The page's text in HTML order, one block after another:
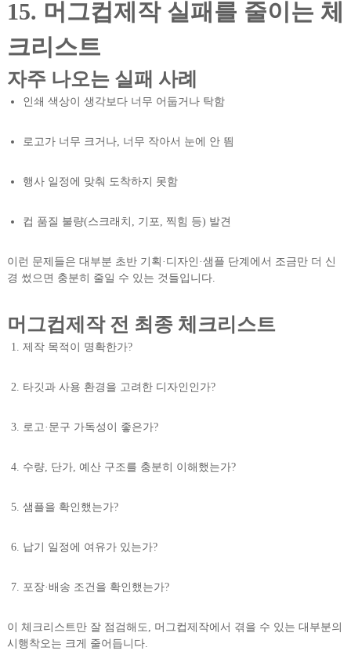
15. 머그컵제작 실패를 줄이는 체
크리스트
자주 나오는 실패 사례
인쇄 색상이 생각보다 너무 어둡거나 탁함
로고가 너무 크거나, 너무 작아서 눈에 안 띔
행사 일정에 맞춰 도착하지 못함
컵 품질 불량(스크래치, 기포, 찍힘 등) 발견
이런 문제들은 대부분 초반 기획·디자인·샘플 단계에서 조금만 더 신
경 썼으면 충분히 줄일 수 있는 것들입니다.
머그컵제작 전 최종 체크리스트
제작 목적이 명확한가?
타깃과 사용 환경을 고려한 디자인인가?
로고·문구 가독성이 좋은가?
수량, 단가, 예산 구조를 충분히 이해했는가?
샘플을 확인했는가?
납기 일정에 여유가 있는가?
포장·배송 조건을 확인했는가?
이 체크리스트만 잘 점검해도, 머그컵제작에서 겪을 수 있는 대부분의
시행착오는 크게 줄어듭니다.